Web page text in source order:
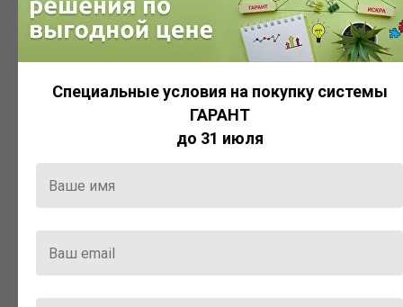
Компания «Гарант» стала
победителем премии «Время
Система
ГАРАНТ
Актуальная правовая информация
и инструменты для максимально
эффективной работы с ней.
Специальные условия на покупку системы
ГАРАНТ
до 31 июля